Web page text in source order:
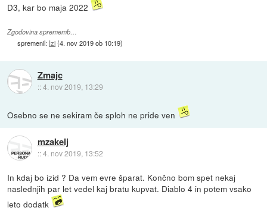
D3, kar bo maja 2022
Zgodovina sprememb…
spremenil: Izi(4. nov 2019 ob 10:19)
Zmajc
::4. nov 2019, 13:29
Osebno se ne sekiram če sploh ne pride ven
mzakelj
::4. nov 2019, 13:52
In kdaj bo izid ? Da vem evre šparat. Končno bom spet nekaj
naslednjih par let vedel kaj bratu kupvat. Diablo 4 in potem vsako
leto dodatk